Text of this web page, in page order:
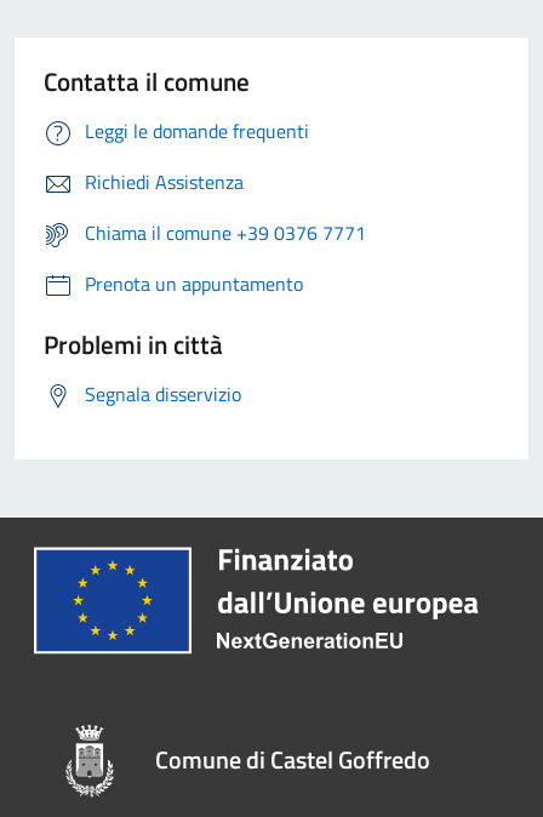
Contatta il comune
Leggi le domande frequenti
Richiedi Assistenza
Chiama il comune +39 0376 7771
Prenota un appuntamento
Problemi in città
Segnala disservizio
Comune di Castel Goffredo